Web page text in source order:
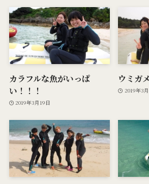
カラフルな魚がいっぱ
い！！！
2019年3月19日
ウミガ
2019年3